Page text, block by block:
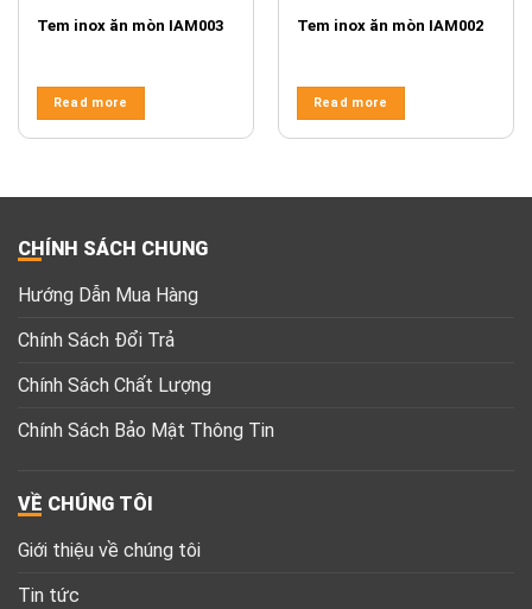
Tem inox ăn mòn IAM003
Read more
Tem inox ăn mòn IAM002
Read more
CHÍNH SÁCH CHUNG
Hướng Dẫn Mua Hàng
Chính Sách Đổi Trả
Chính Sách Chất Lượng
Chính Sách Bảo Mật Thông Tin
VỀ CHÚNG TÔI
Giới thiệu về chúng tôi
Tin tức